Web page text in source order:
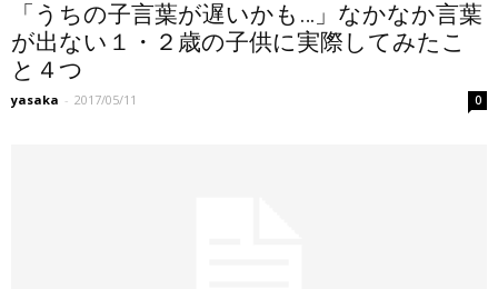
「うちの子言葉が遅いかも…」なかなか言葉
が出ない１・２歳の子供に実際してみたこ
と４つ
yasaka - 2017/05/11 0